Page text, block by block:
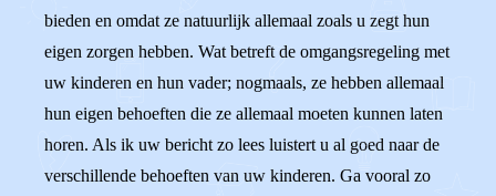
bieden en omdat ze natuurlijk allemaal zoals u zegt hun
eigen zorgen hebben. Wat betreft de omgangsregeling met
uw kinderen en hun vader; nogmaals, ze hebben allemaal
hun eigen behoeften die ze allemaal moeten kunnen laten
horen. Als ik uw bericht zo lees luistert u al goed naar de
verschillende behoeften van uw kinderen. Ga vooral zo